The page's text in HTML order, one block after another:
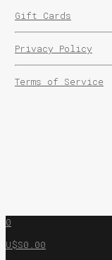
Gift Cards
Privacy Policy
Terms of Service
0
U$S0.00